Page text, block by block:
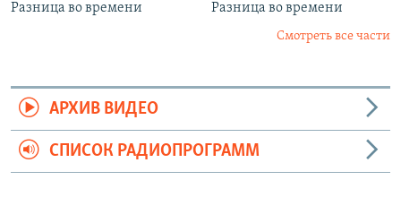
Разница во времени Разница во времени
Смотреть все части
АРХИВ ВИДЕО
СПИСОК РАДИОПРОГРАММ